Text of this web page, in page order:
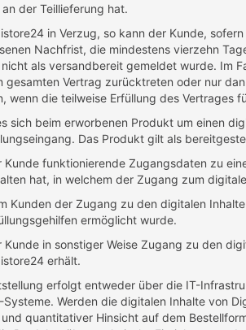
der Teillieferung hat.
in Verzug, so kann der Kunde,
Nachfrist, die mindestens vierzehn
als versandbereit gemeldet wurde. Im
gesamten Vertrag zurücktreten oder nur
wenn die teilweise Erfüllung des Vertrages
sich beim erworbenen Produkt um einen
Das Produkt gilt als
Kunde funktionierende Zugangsdaten zu
hat, in welchem der Zugang zum
Kunden der Zugang zu den digitalen
ermöglicht wurde.
Kunde in sonstiger Weise Zugang zu den
erhält.
erfolgt entweder über die IT-
Systeme. Werden die digitalen Inhalte von
quantitativer Hinsicht auf dem